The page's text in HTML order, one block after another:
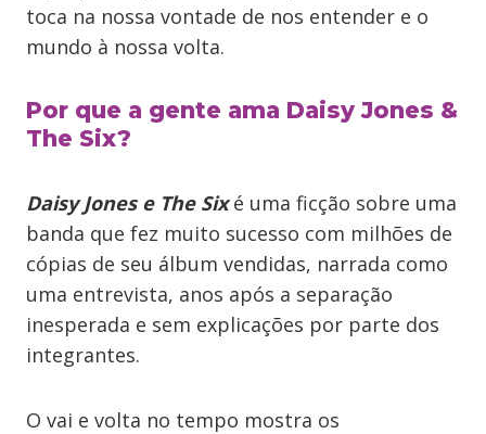
toca na nossa vontade de nos entender e o
mundo à nossa volta.
Por que a gente ama Daisy Jones &
The Six?
Daisy Jones e The Sixé uma ficção sobre uma
banda que fez muito sucesso com milhões de
cópias de seu álbum vendidas, narrada como
uma entrevista, anos após a separação
inesperada e sem explicações por parte dos
integrantes.
O vai e volta no tempo mostra os